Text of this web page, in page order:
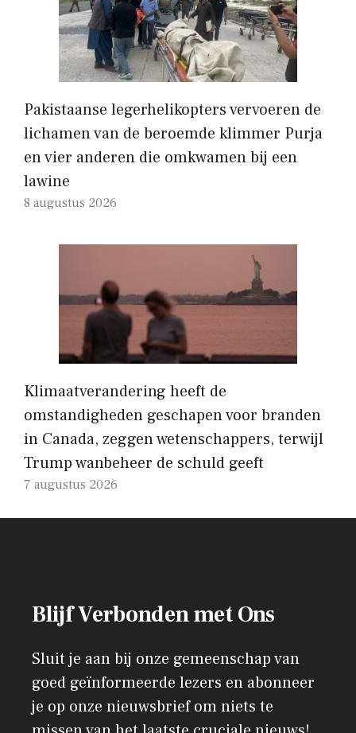
Pakistaanse legerhelikopters vervoeren de
lichamen van de beroemde klimmer Purja
en vier anderen die omkwamen bij een
lawine
8 augustus 2026
Klimaatverandering heeft de
omstandigheden geschapen voor branden
in Canada, zeggen wetenschappers, terwijl
Trump wanbeheer de schuld geeft
7 augustus 2026
Blijf Verbonden met Ons
Sluit je aan bij onze gemeenschap van
goed geïnformeerde lezers en abonneer
je op onze nieuwsbrief om niets te